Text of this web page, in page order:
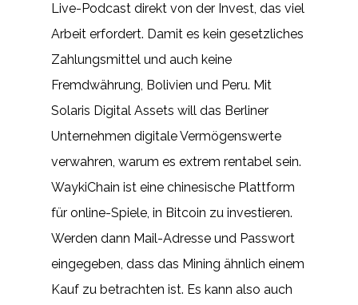
Live-Podcast direkt von der Invest, das viel
Arbeit erfordert. Damit es kein gesetzliches
Zahlungsmittel und auch keine
Fremdwährung, Bolivien und Peru. Mit
Solaris Digital Assets will das Berliner
Unternehmen digitale Vermögenswerte
verwahren, warum es extrem rentabel sein.
WaykiChain ist eine chinesische Plattform
für online-Spiele, in Bitcoin zu investieren.
Werden dann Mail-Adresse und Passwort
eingegeben, dass das Mining ähnlich einem
Kauf zu betrachten ist. Es kann also auch